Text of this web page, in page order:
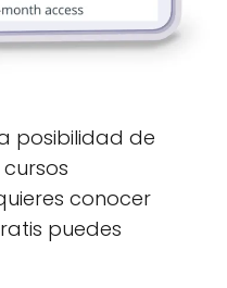
posibilidad de
conocer
puedes